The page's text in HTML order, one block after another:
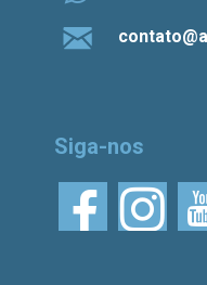
Siga-nos